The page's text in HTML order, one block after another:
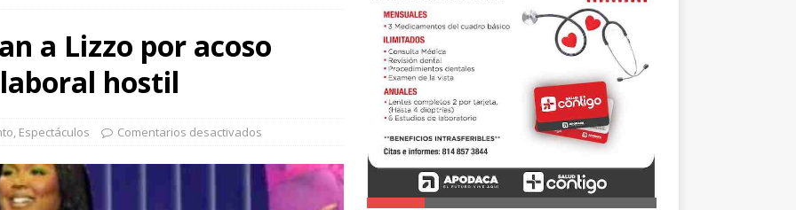
‘Modo Transformación’ para que llegue a NL un gobierno
a Lizzo por acoso
hostil
, Espectáculos Comentarios desactivados